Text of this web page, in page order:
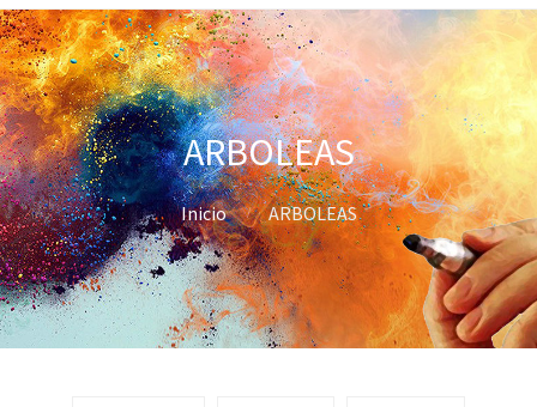
ARBOLEAS
Inicio ARBOLEAS